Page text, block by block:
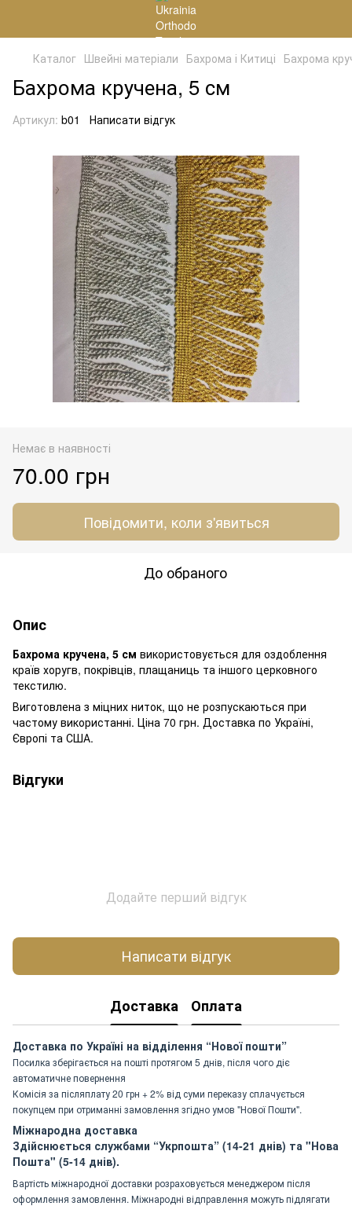
Каталог Швейні матеріали Бахрома і Китиці Бахрома
Бахрома кручена, 5 см
Артикул: b01 Написати відгук
Немає в наявності
70.00 грн
Повідомити, коли з'явиться
До обраного
Опис
Бахрома кручена, 5 см використовується для оздоблення
країв хоругв, покрівців, плащаниць та іншого церковного
текстилю.
Виготовлена з міцних ниток, що не розпускаються при
частому використанні. Ціна 70 грн. Доставка по Україні,
Європі та США.
Відгуки
Додайте перший відгук
Написати відгук
Доставка Оплата
Доставка по Україні на відділення “Нової пошти”
Посилка зберігається на пошті протягом 5 днів, після чого діє
автоматичне повернення
Комісія за післяплату 20 грн + 2% від суми переказу сплачується
покупцем при отриманні замовлення згідно умов "Нової Пошти".
Міжнародна доставка
Здійснюється службами “Укрпошта” (14-21 днів) та "Нова
Пошта" (5-14 днів).
Вартість міжнародної доставки розраховується менеджером після
оформлення замовлення. Міжнародні відправлення можуть підлягати